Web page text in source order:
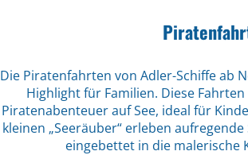
Die Piratenfahrten von Adler-Schiffe ab
Highlight für Familien. Diese
Piratenabenteuer auf See, ideal für
kleinen „Seeräuber“ erleben
eingebettet in die malerische